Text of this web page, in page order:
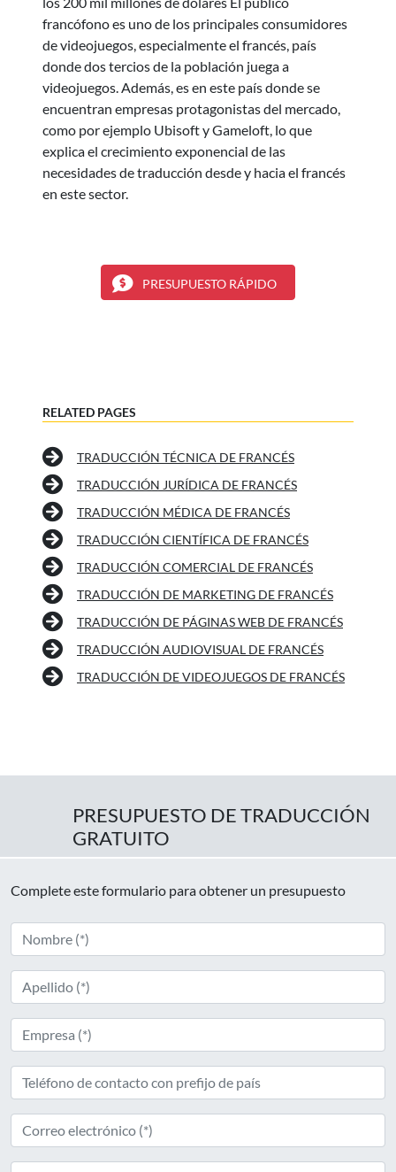
francófono es uno de los principales consumidores
de videojuegos, especialmente el francés, país
donde dos tercios de la población juega a
videojuegos. Además, es en este país donde se
encuentran empresas protagonistas del mercado,
como por ejemplo Ubisoft y Gameloft, lo que
explica el crecimiento exponencial de las
necesidades de traducción desde y hacia el francés
en este sector.
PRESUPUESTO RÁPIDO
RELATED PAGES
TRADUCCIÓN TÉCNICA DE FRANCÉS
TRADUCCIÓN JURÍDICA DE FRANCÉS
TRADUCCIÓN MÉDICA DE FRANCÉS
TRADUCCIÓN CIENTÍFICA DE FRANCÉS
TRADUCCIÓN COMERCIAL DE FRANCÉS
TRADUCCIÓN DE MARKETING DE FRANCÉS
TRADUCCIÓN DE PÁGINAS WEB DE FRANCÉS
TRADUCCIÓN AUDIOVISUAL DE FRANCÉS
TRADUCCIÓN DE VIDEOJUEGOS DE FRANCÉS
PRESUPUESTO DE TRADUCCIÓN
GRATUITO
Complete este formulario para obtener un presupuesto